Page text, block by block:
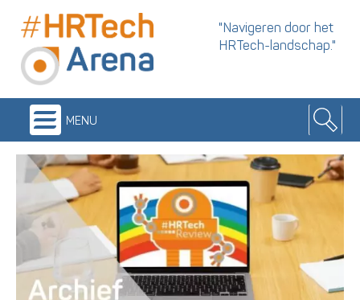
"Navigeren door het
HRTech-landschap."
menu